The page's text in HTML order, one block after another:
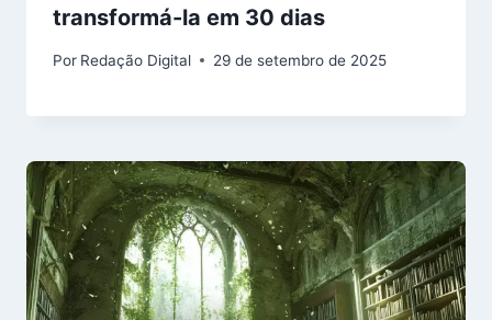
transformá-la em 30 dias
Por Redação Digital 29 de setembro de 2025